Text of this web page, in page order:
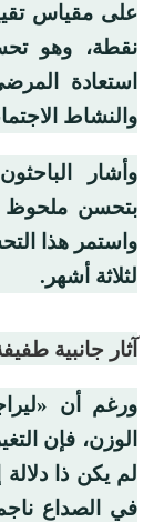
نقطة، وهو
استعادة
والنشاط
وأشار
بتحسن ملحوظ
واستمر هذا
لثلاثة أشهر.
آثار جانبية
ورغم أن
الوزن، فإن
لم يكن ذا
في الصداع